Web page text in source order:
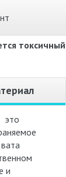
токсичный
это
и